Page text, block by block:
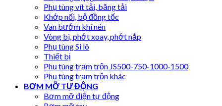
Phụ tùng vít tải, băng tải
Khớp nối, bộ đồng tốc
Van bướm khí nén
Vòng bi, phớt xoay, phớt nắp
Phụ tùng Si lô
Thiết bị
Phụ tùng trạm trộn JS500-750-1000-1500
Phụ tùng trạm trộn khác
BƠM MỠ TỰ ĐỘNG
Bơm mỡ điện tự động